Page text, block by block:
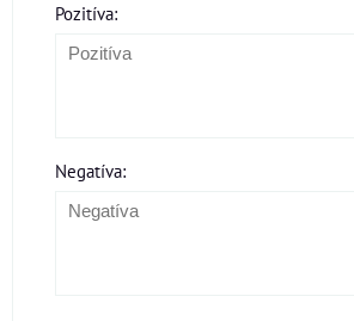
Pozitíva:
Negatíva: